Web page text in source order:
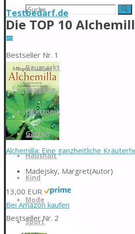
Suchen
nach:
Testbedarf.de
Zum
Inhalt
springen
Baumarkt
Drogerie
Elektronik
Garten
Haushalt
Kind
Mode
Sport
Die TOP 10
Bestseller Nr. 1
Alchemilla: Eine ganzheitliche
Madejsky, Margret(Autor)
13,00 EUR
Bei Amazon kaufen
Bestseller Nr. 2